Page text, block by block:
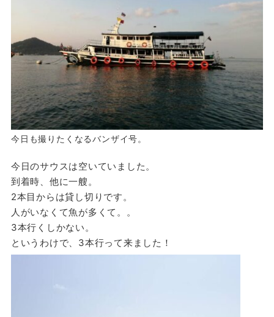
今日も撮りたくなるバンザイ号。
今日のサウスは空いていました。
到着時、他に一艘。
2本目からは貸し切りです。
人がいなくて魚が多くて。。
3本行くしかない。
というわけで、3本行って来ました！